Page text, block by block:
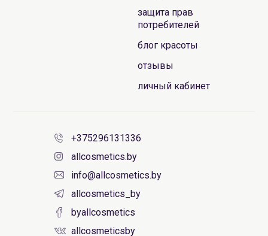
защита прав
потребителей
блог красоты
отзывы
личный кабинет
+375296131336
allcosmetics.by
info@allcosmetics.by
allcosmetics_by
byallcosmetics
allcosmeticsby